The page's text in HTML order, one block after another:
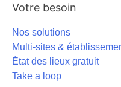
Votre besoin
Nos solutions
Multi-sites &
État des lieux gratuit
Take a loop